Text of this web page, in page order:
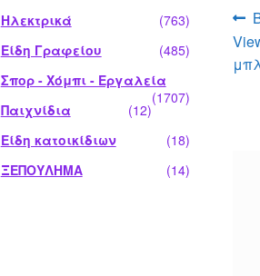
Ηλεκτρικά
(763)
Είδη Γραφείου
(485)
Σπορ - Χόμπι - Εργαλεία
(1707)
Παιχνίδια
(12)
Είδη κατοικίδιων
(18)
ΞΕΠΟΥΛΗΜΑ
(14)